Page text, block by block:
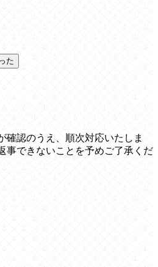
た
確認のうえ、順次対応いたしま
事できないことを予めご了承くだ